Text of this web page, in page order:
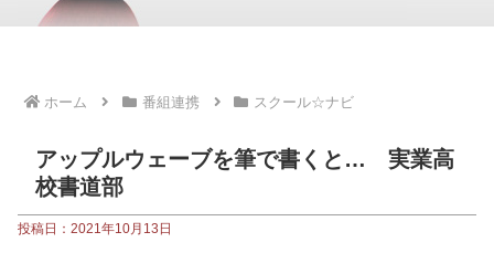
ホーム 番組連携 スクール☆ナビ
アップルウェーブを筆で書くと… 実業高
校書道部
投稿日：2021年10月13日